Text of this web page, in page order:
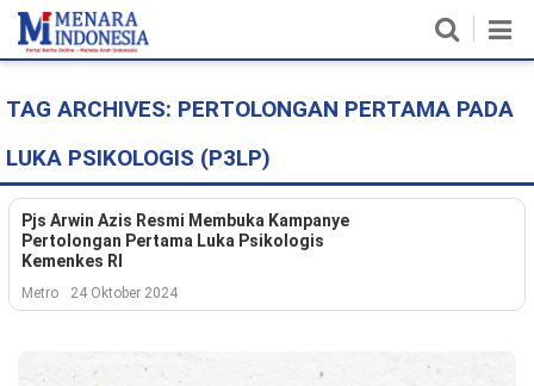
Home
Nasional
Politik
Metro
Hukum & HAM
TAG ARCHIVES: PERTOLONGAN PERTAMA PADA
LUKA PSIKOLOGIS (P3LP)
Pjs Arwin Azis Resmi Membuka Kampanye
Pertolongan Pertama Luka Psikologis
Kemenkes RI
Metro 24 Oktober 2024